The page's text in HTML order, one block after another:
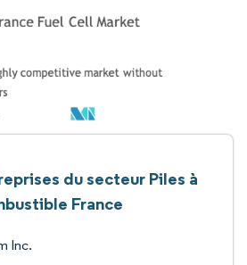
du secteur Piles à
France
Inc.